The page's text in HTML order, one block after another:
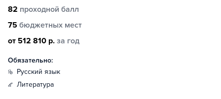
82 проходной балл
75 бюджетных мест
от 512 810 р. за год
Обязательно:
русский язык
литература